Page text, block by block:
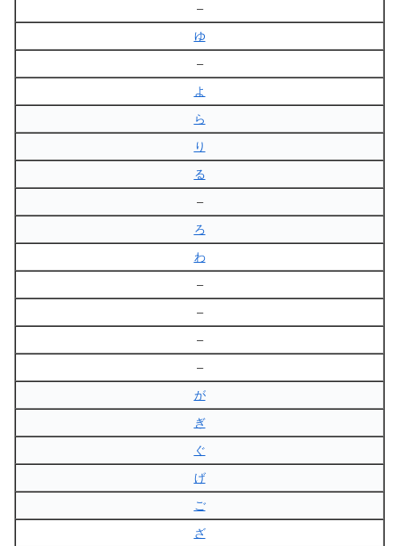
–
ゆ
–
よ
ら
り
る
–
ろ
わ
–
–
–
–
が
ぎ
ぐ
げ
ご
ざ